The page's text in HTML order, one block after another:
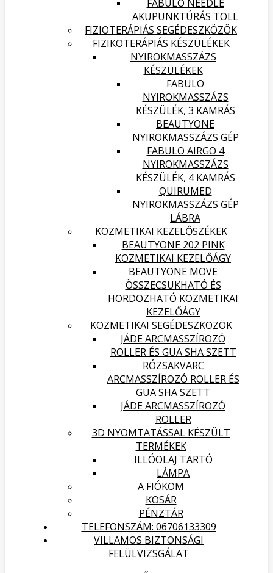
FABULO NEEDLE
AKUPUNKTÚRÁS TOLL
FIZIOTERÁPIÁS SEGÉDESZKÖZÖK
FIZIKOTERÁPIÁS KÉSZÜLÉKEK
NYIROKMASSZÁZS
KÉSZÜLÉKEK
FABULO
NYIROKMASSZÁZS
KÉSZÜLÉK, 3 KAMRÁS
BEAUTYONE
NYIROKMASSZÁZS GÉP
FABULO AIRGO 4
NYIROKMASSZÁZS
KÉSZÜLÉK, 4 KAMRÁS
QUIRUMED
NYIROKMASSZÁZS GÉP
LÁBRA
KOZMETIKAI KEZELŐSZÉKEK
BEAUTYONE 202 PINK
KOZMETIKAI KEZELŐÁGY
BEAUTYONE MOVE
ÖSSZECSUKHATÓ ÉS
HORDOZHATÓ KOZMETIKAI
KEZELŐÁGY
KOZMETIKAI SEGÉDESZKÖZÖK
JÁDE ARCMASSZÍROZÓ
ROLLER ÉS GUA SHA SZETT
RÓZSAKVARC
ARCMASSZÍROZÓ ROLLER ÉS
GUA SHA SZETT
JÁDE ARCMASSZÍROZÓ
ROLLER
3D NYOMTATÁSSAL KÉSZÜLT
TERMÉKEK
ILLÓOLAJ TARTÓ
LÁMPA
A FIÓKOM
KOSÁR
PÉNZTÁR
TELEFONSZÁM: 06706133309
VILLAMOS BIZTONSÁGI
FELÜLVIZSGÁLAT